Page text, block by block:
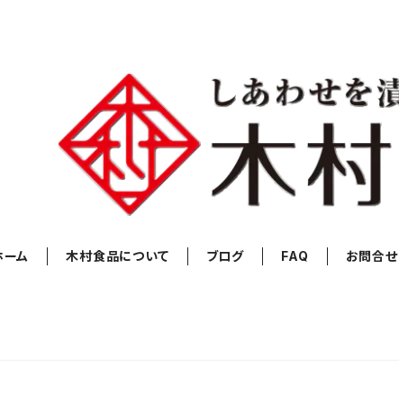
ーム 木村食品について ブログ FAQ お問合せ